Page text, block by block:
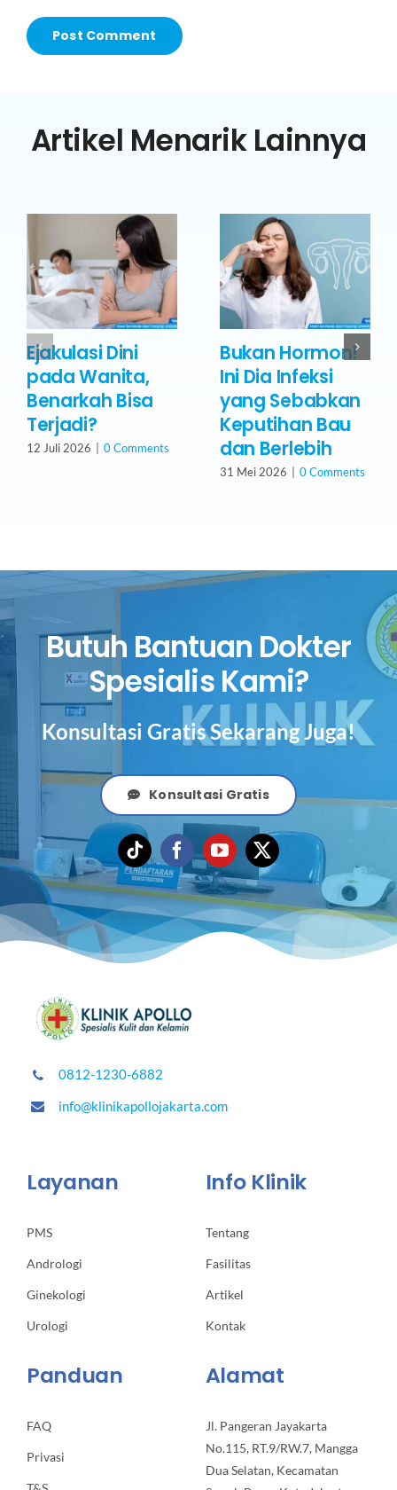
Artikel Menarik Lainnya
Ejakulasi Dini
pada Wanita,
Benarkah Bisa
Terjadi?
12 Juli 2026 | 0 Comments
Bukan Hormon!
Ini Dia Infeksi
yang Sebabkan
Keputihan Bau
dan Berlebih
31 Mei 2026 | 0 Comments
Butuh Bantuan Dokter
Spesialis Kami?
Konsultasi Gratis Sekarang Juga!
Konsultasi Gratis
0812-1230-6882
info@klinikapollojakarta.com
Layanan
PMS
Andrologi
Ginekologi
Urologi
Info Klinik
Tentang
Fasilitas
Artikel
Kontak
Panduan
FAQ
Privasi
Alamat
Jl. Pangeran Jayakarta
No.115, RT.9/RW.7, Mangga
Dua Selatan, Kecamatan